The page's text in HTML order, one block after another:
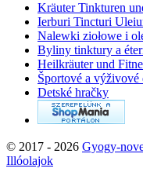
Kräuter Tinkturen
Ierburi Tincturi
Nalewki ziołowe i
Byliny tinktury a
Heilkräuter und
Športové a
Detské hračky
© 2017 - 2026 Gyogy-
Illóolajok